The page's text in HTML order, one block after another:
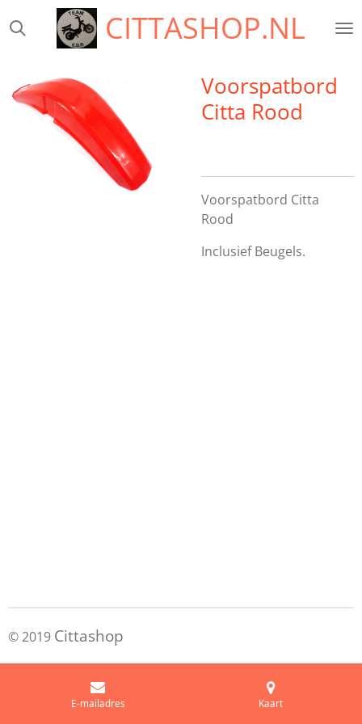
direct
hoofdinhoud
CITTASHOP.NL
Voorspatbord
Citta Rood
Voorspatbord Citta
Rood
Inclusief Beugels.
© 2019 Cittashop
E-mailadres Kaart